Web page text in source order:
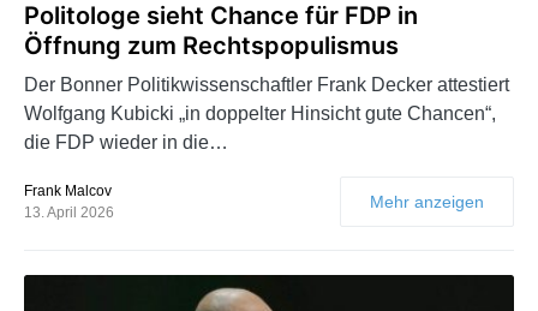
Politologe sieht Chance für FDP in
Öffnung zum Rechtspopulismus
Der Bonner Politikwissenschaftler Frank Decker attestiert
Wolfgang Kubicki „in doppelter Hinsicht gute Chancen“,
die FDP wieder in die…
Frank Malcov
13. April 2026
Mehr anzeigen